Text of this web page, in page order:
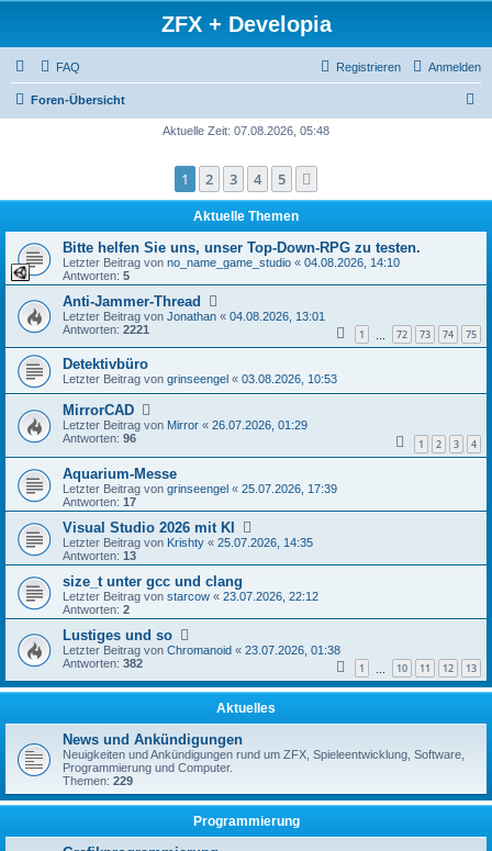
ZFX + Developia
FAQ Anmelden
Registrieren
Foren-Übersicht
e
Aktuelle Zeit: 07.08.2026, 05:48
1 2 3 4 5
Aktuelle Themen
Bitte helfen Sie uns, unser Top-Down-RPG zu testen.
Letzter Beitrag von no_name_game_studio « 04.08.2026, 14:10
Antworten: 5
Anti-Jammer-Thread
Letzter Beitrag von Jonathan « 04.08.2026, 13:01
Antworten: 2221 1 72 73 74 75
Detektivbüro
Letzter Beitrag von grinseengel « 03.08.2026, 10:53
MirrorCAD
Letzter Beitrag von Mirror « 26.07.2026, 01:29
Antworten: 96 1 2 3 4
Aquarium-Messe
Letzter Beitrag von grinseengel « 25.07.2026, 17:39
Antworten: 17
Visual Studio 2026 mit KI
Letzter Beitrag von Krishty « 25.07.2026, 14:35
Antworten: 13
size_t unter gcc und clang
Letzter Beitrag von starcow « 23.07.2026, 22:12
Antworten: 2
Lustiges und so
Letzter Beitrag von Chromanoid « 23.07.2026, 01:38
Antworten: 382 1 10 11 12 13
Aktuelles
News und Ankündigungen
Neuigkeiten und Ankündigungen rund um ZFX, Spieleentwicklung, Software,
Programmierung und Computer.
Themen: 229
Programmierung